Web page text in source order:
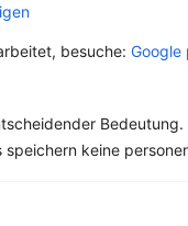
besuche: Google
Bedeutung.
keine